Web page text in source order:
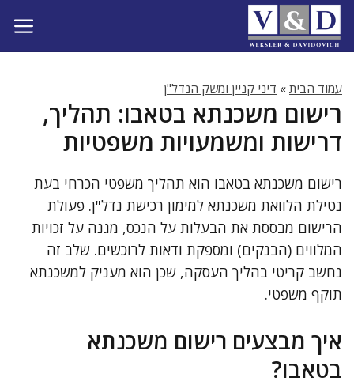
לדלג
לתוכן
עמוד הבית» דיני קניין ומשק הנדל"ן
רישום משכנתא בטאבו: תהליך,
דרישות ומשמעויות משפטיות
רישום משכנתא בטאבו הוא תהליך משפטי הכרחי בעת
נטילת הלוואת משכנתא למימון רכישת נדל"ן. פעולת
הרישום מבססת את הבעלות על הנכס, מגנה על זכויות
המלווים (הבנקים) ומספקת ודאות לרוכשים. שלב זה
נחשב קריטי בהליך העסקה, שכן הוא מעניק למשכנתא
תוקף משפטי.
איך מבצעים רישום משכנתא
בטאבו?